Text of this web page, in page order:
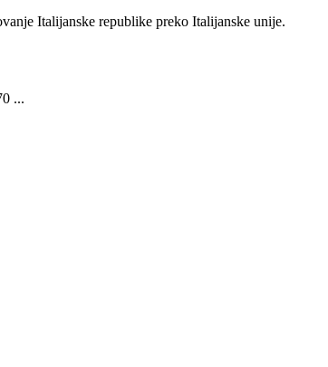
Italijanske republike preko Italijanske unije.
...